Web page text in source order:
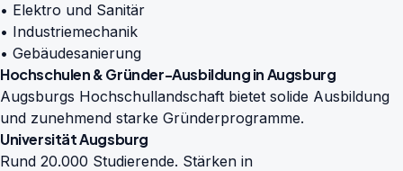
• Elektro und Sanitär
• Industriemechanik
• Gebäudesanierung
Hochschulen & Gründer-Ausbildung in Augsburg
Augsburgs Hochschullandschaft bietet solide Ausbildung
und zunehmend starke Gründerprogramme.
Universität Augsburg
Rund 20.000 Studierende. Stärken in